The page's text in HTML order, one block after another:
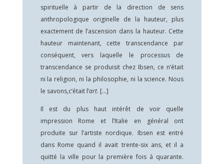
spirituelle à partir de la direction de sens
anthropologique originelle de la hauteur, plus
exactement de l’ascension dans la hauteur. Cette
hauteur maintenant, cette transcendance par
conséquent, vers laquelle le processus de
transcendance se produisit chez Ibsen, ce n’était
ni la religion, ni la philosophie, ni la science. Nous
le savons,c’était l’art. […]
Il est du plus haut intérêt de voir quelle
impression Rome et l’Italie en général ont
produite sur l’artiste nordique. Ibsen est entré
dans Rome quand il avait trente-six ans, et il a
quitté la ville pour la première fois à quarante.